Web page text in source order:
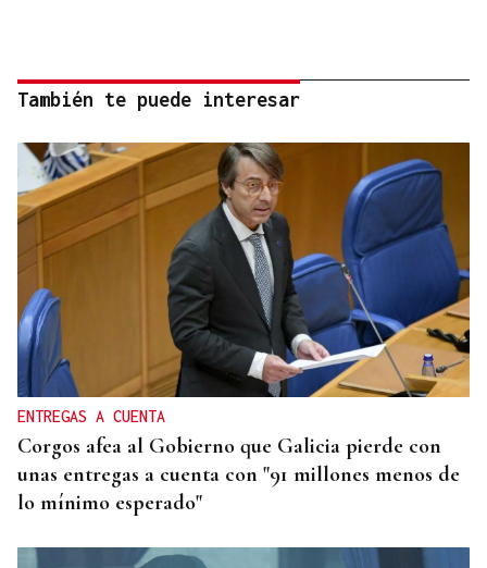
También te puede interesar
ENTREGAS A CUENTA
Corgos afea al Gobierno que Galicia pierde con
unas entregas a cuenta con "91 millones menos de
lo mínimo esperado"